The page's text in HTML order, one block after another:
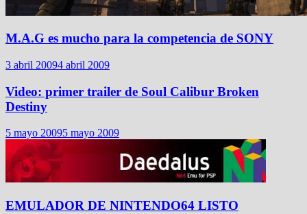
M.A.G es mucho para la competencia de SONY
3 abril 20094 abril 2009
Video: primer trailer de Soul Calibur Broken
Destiny
5 mayo 20095 mayo 2009
EMULADOR DE NINTENDO64 LISTO